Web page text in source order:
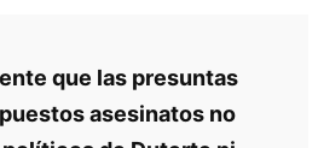
que las presuntas
asesinatos no